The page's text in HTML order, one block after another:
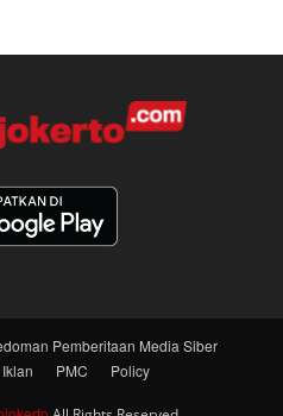
Pemberitaan Media Siber
PMC Policy